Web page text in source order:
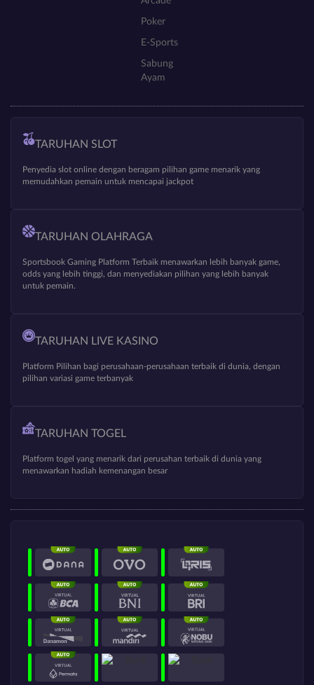
Poker
E-Sports
Sabung
Ayam
TARUHAN SLOT
Penyedia slot online dengan beragam pilihan game menarik yang
memudahkan pemain untuk mencapai jackpot
TARUHAN OLAHRAGA
Sportsbook Gaming Platform Terbaik menawarkan lebih banyak game,
odds yang lebih tinggi, dan menyediakan pilihan yang lebih banyak
untuk pemain.
TARUHAN LIVE KASINO
Platform Pilihan bagi perusahaan-perusahaan terbaik di dunia, dengan
pilihan variasi game terbanyak
TARUHAN TOGEL
Platform togel yang menarik dari perusahan terbaik di dunia yang
menawarkan hadiah kemenangan besar